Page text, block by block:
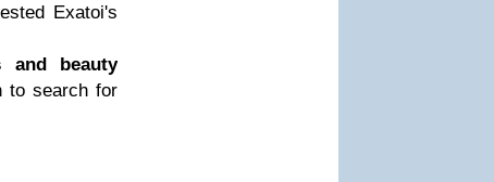
Exatoi's
beauty
to search for